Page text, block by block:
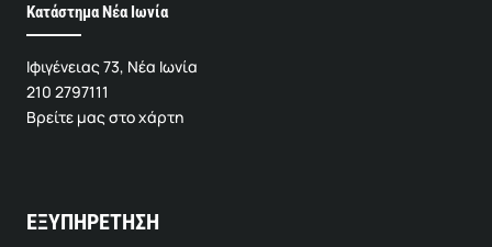
Κατάστημα Νέα Ιωνία
Ιφιγένειας 73, Νέα Ιωνία
210 2797111
Βρείτε μας στο χάρτη
ΕΞΥΠΗΡΕΤΗΣΗ